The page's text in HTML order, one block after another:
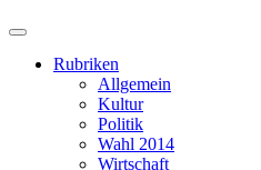
Suchfeld
ein-/ausblenden
Rubriken
Allgemein
Kultur
Politik
Wahl 2014
Wirtschaft